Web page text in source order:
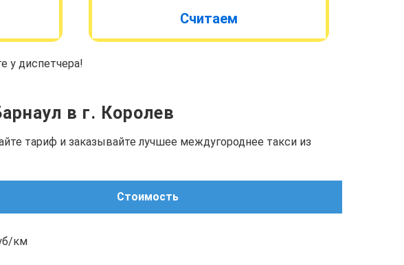
Считаем
у диспетчера!
в г. Королев
тариф и заказывайте лучшее междугороднее такси из
Стоимость
км